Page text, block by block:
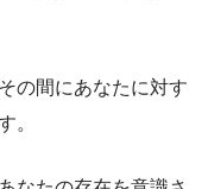
の間にあなたに対す
。